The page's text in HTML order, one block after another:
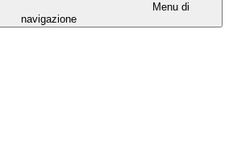
Menu di
navigazione